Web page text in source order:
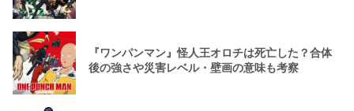
『ワンパンマン』怪人王オロチは死亡した？合体
後の強さや災害レベル・壁画の意味も考察